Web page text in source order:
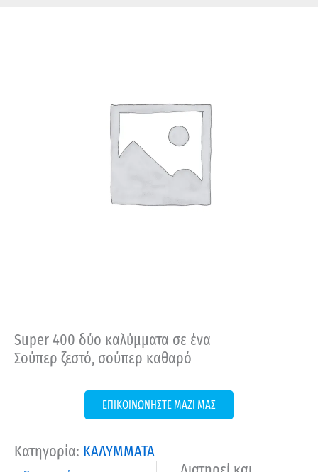
Super 400 δύο καλύμματα σε ένα
Σούπερ ζεστό, σούπερ καθαρό
ΕΠΙΚΟΙΝΩΝΗΣΤΕ ΜΑΖΙ ΜΑΣ
Κατηγορία: ΚΑΛΥΜΜΑΤΑ